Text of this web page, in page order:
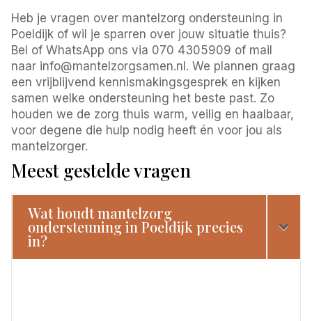
Heb je vragen over mantelzorg ondersteuning in
Poeldijk of wil je sparren over jouw situatie thuis?
Bel of WhatsApp ons via 070 4305909 of mail
naar info@mantelzorgsamen.nl. We plannen graag
een vrijblijvend kennismakingsgesprek en kijken
samen welke ondersteuning het beste past. Zo
houden we de zorg thuis warm, veilig en haalbaar,
voor degene die hulp nodig heeft én voor jou als
mantelzorger.
Meest gestelde vragen
Wat houdt mantelzorg
ondersteuning in Poeldijk precies
in?